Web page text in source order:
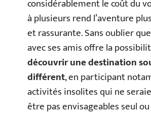
considérablement le coût du
à plusieurs rend l’aventure
et rassurante. Sans oublier
avec ses amis offre la
découvrir une destination
différent, en participant
activités insolites qui ne
être pas envisageables seul